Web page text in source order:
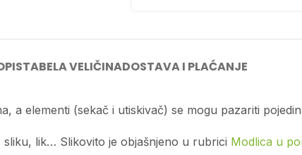
TABELA VELIČINADOSTAVA I PLAĆANJE
a elementi (sekač i utiskivač) se mogu pazariti
sliku, lik… Slikovito je objašnjeno u rubrici Modlica u